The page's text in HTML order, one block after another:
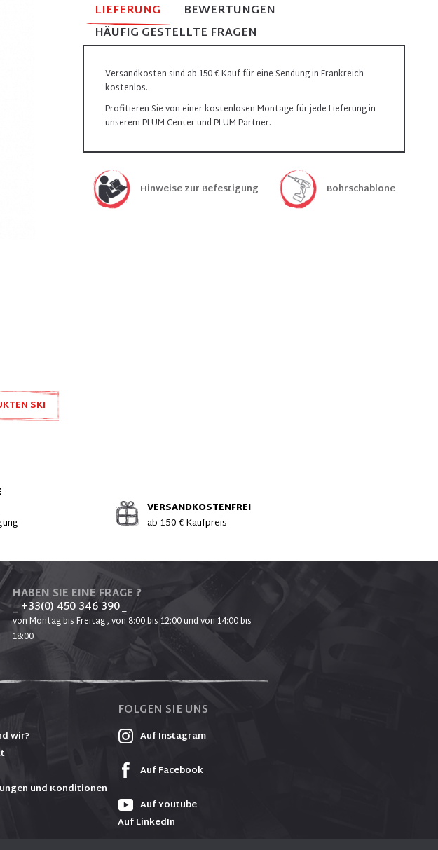
LIEFERUNG
BEWERTUNGEN
HÄUFIG GESTELLTE FRAGEN
Versandkosten sind ab 150 € Kauf für eine Sendung in Frankreich
kostenlos.
Profitieren Sie von einer kostenlosen Montage für jede Lieferung in
unserem PLUM Center und PLUM Partner.
Hinweise zur Befestigung Bohrschablone
SKI
VERSANDKOSTENFREI
ab 150 € Kaufpreis
HABEN SIE EINE FRAGE ?
_ +33(0) 450 346 390_
von Montag bis Freitag , von 8:00 bis 12:00 und von 14:00 bis
18:00
wir?
und Konditionen
FOLGEN SIE UNS
Auf Instagram
Auf Facebook
Auf Youtube
Auf LinkedIn